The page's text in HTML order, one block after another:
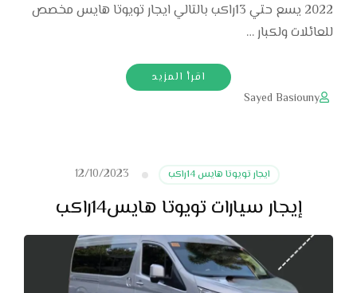
2022 يسع حتي 13راكب بالتالي ايجار تويوتا هايس مخصص
للعائلات ولكبار …
اقرأ المزيد
Sayed Basiouny
ايجار تويوتا هايس 14راكب 12/10/2023
إيجار سيارات تويوتا هايس14راكب